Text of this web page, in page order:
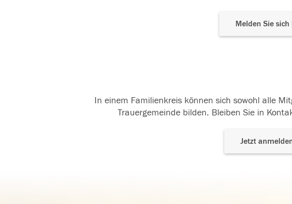
Melden Sie
In einem Familienkreis können sich sowohl alle
Trauergemeinde bilden. Bleiben Sie in
Jetzt